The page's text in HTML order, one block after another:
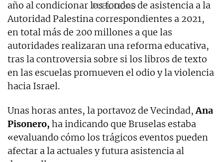
año al condicionar los fondos de asistencia a la
Autoridad Palestina correspondientes a 2021,
en total más de 200 millones a que las
autoridades realizaran una reforma educativa,
tras la controversia sobre si los libros de texto
en las escuelas promueven el odio y la violencia
hacia Israel.
Unas horas antes, la portavoz de Vecindad,Ana
Pisonero, ha indicando que Bruselas estaba
«evaluando cómo los trágicos eventos pueden
afectar a la actuales y futura asistencia al